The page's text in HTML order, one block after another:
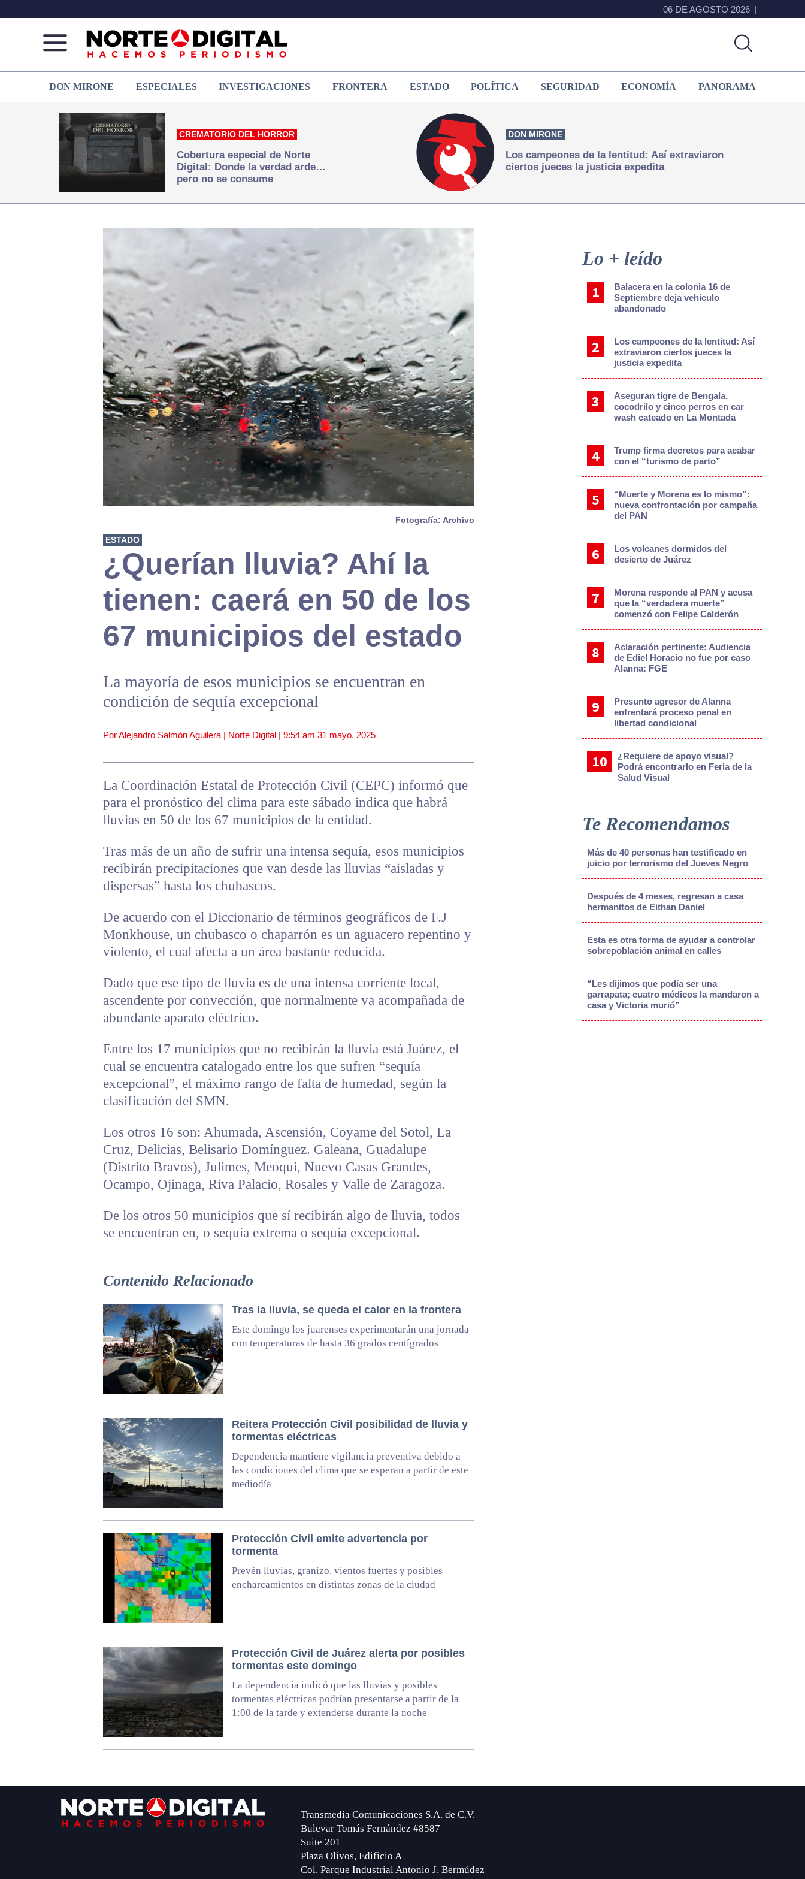
06 DE AGOSTO 2026
de
Juárez
que
hacemos periodismo
DON MIRONE ESPECIALES INVESTIGACIONES FRONTERA ESTADO POLÍTICA SEGURIDAD ECONOMÍA PANORAMA
CREMATORIO DEL HORROR
Cobertura especial de Norte
Digital: Donde la verdad arde…
pero no se consume
DON MIRONE
Los campeones de la lentitud: Así extraviaron
ciertos jueces la justicia expedita
Fotografía: Archivo
ESTADO
¿Querían lluvia? Ahí la
tienen: caerá en 50 de los
67 municipios del estado
La mayoría de esos municipios se encuentran en
condición de sequía excepcional
Por Alejandro Salmón Aguilera | Norte Digital | 9:54 am 31 mayo, 2025
La Coordinación Estatal de Protección Civil (CEPC) informó que
para el pronóstico del clima para este sábado indica que habrá
lluvias en 50 de los 67 municipios de la entidad.
Tras más de un año de sufrir una intensa sequía, esos municipios
recibirán precipitaciones que van desde las lluvias “aisladas y
dispersas” hasta los chubascos.
De acuerdo con el Diccionario de términos geográficos de F.J
Monkhouse, un chubasco o chaparrón es un aguacero repentino y
violento, el cual afecta a un área bastante reducida.
Dado que ese tipo de lluvia es de una intensa corriente local,
ascendente por convección, que normalmente va acompañada de
abundante aparato eléctrico.
Entre los 17 municipios que no recibirán la lluvia está Juárez, el
cual se encuentra catalogado entre los que sufren “sequía
excepcional”, el máximo rango de falta de humedad, según la
clasificación del SMN.
Los otros 16 son: Ahumada, Ascensión, Coyame del Sotol, La
Cruz, Delicias, Belisario Domínguez. Galeana, Guadalupe
(Distrito Bravos), Julimes, Meoqui, Nuevo Casas Grandes,
Ocampo, Ojinaga, Riva Palacio, Rosales y Valle de Zaragoza.
De los otros 50 municipios que sí recibirán algo de lluvia, todos
se encuentran en, o sequía extrema o sequía excepcional.
Contenido Relacionado
Tras la lluvia, se queda el calor en la frontera
Este domingo los juarenses experimentarán una jornada
con temperaturas de hasta 36 grados centígrados
Reitera Protección Civil posibilidad de lluvia y
tormentas eléctricas
Dependencia mantiene vigilancia preventiva debido a
las condiciones del clima que se esperan a partir de este
mediodía
Protección Civil emite advertencia por
tormenta
Prevén lluvias, granizo, vientos fuertes y posibles
encharcamientos en distintas zonas de la ciudad
Protección Civil de Juárez alerta por posibles
tormentas este domingo
La dependencia indicó que las lluvias y posibles
tormentas eléctricas podrían presentarse a partir de la
1:00 de la tarde y extenderse durante la noche
Sidebar
Lo + leído
Balacera en la colonia 16 de
Septiembre deja vehículo
abandonado
Los campeones de la lentitud: Así
extraviaron ciertos jueces la
justicia expedita
Aseguran tigre de Bengala,
cocodrilo y cinco perros en car
wash cateado en La Montada
Trump firma decretos para acabar
con el “turismo de parto”
“Muerte y Morena es lo mismo”:
nueva confrontación por campaña
del PAN
Los volcanes dormidos del
desierto de Juárez
Morena responde al PAN y acusa
que la “verdadera muerte”
comenzó con Felipe Calderón
Aclaración pertinente: Audiencia
de Ediel Horacio no fue por caso
Alanna: FGE
Presunto agresor de Alanna
enfrentará proceso penal en
libertad condicional
¿Requiere de apoyo visual?
Podrá encontrarlo en Feria de la
Salud Visual
Te Recomendamos
Más de 40 personas han testificado en
juicio por terrorismo del Jueves Negro
Después de 4 meses, regresan a casa
hermanitos de Eithan Daniel
Esta es otra forma de ayudar a controlar
sobrepoblación animal en calles
“Les dijimos que podía ser una
garrapata; cuatro médicos la mandaron a
casa y Victoria murió”
Transmedia Comunicaciones S.A. de C.V.
Bulevar Tomás Fernández #8587
Suite 201
Plaza Olivos, Edificio A
Col. Parque Industrial Antonio J. Bermúdez